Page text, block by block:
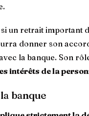
un retrait important
donner son
la banque. Son
intérêts de la
banque